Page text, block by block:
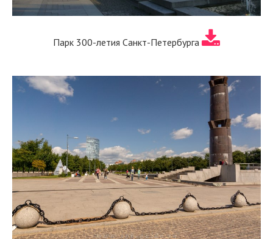
Парк 300-летия Санкт-Петербурга